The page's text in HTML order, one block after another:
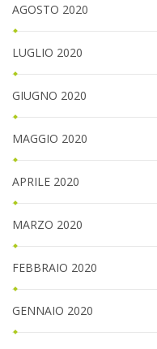
AGOSTO 2020
LUGLIO 2020
GIUGNO 2020
MAGGIO 2020
APRILE 2020
MARZO 2020
FEBBRAIO 2020
GENNAIO 2020